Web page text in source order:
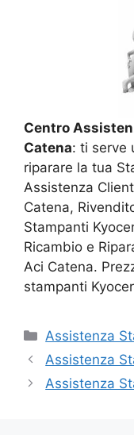
Centro
Catena: ti serve
riparare la tua
Assistenza
Catena,
Stampanti
Ricambio e
Aci Catena.
stampanti
Categorie
Assistenza
Assistenza
Assistenza